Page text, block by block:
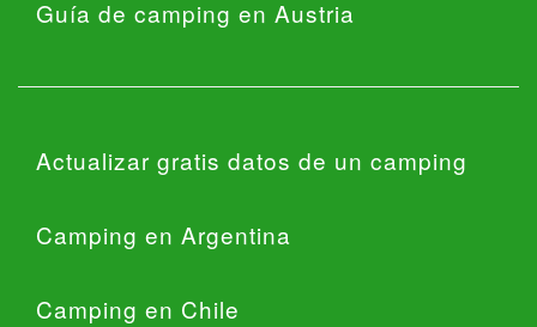
Guía de camping en Austria
Actualizar gratis datos de un camping
Camping en Argentina
Camping en Chile